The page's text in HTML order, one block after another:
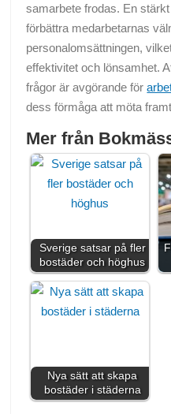
samarbete frodas. En
förbättra medarbetarnas
personalomsättningen,
effektivitet och lönsamhet.
frågor är avgörande för
dess förmåga att möta
Mer från
Sverige satsar på fler
bostäder och höghus
Nya sätt att skapa
bostäder i städerna